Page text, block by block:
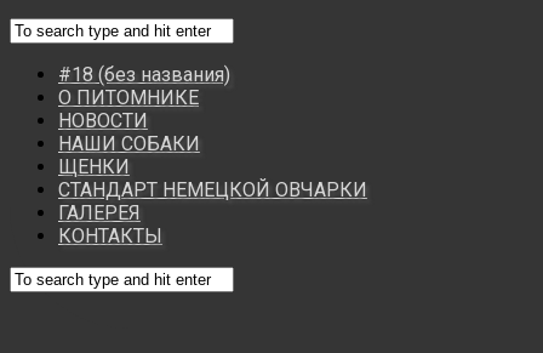
#18 (без названия)
О ПИТОМНИКЕ
НОВОСТИ
НАШИ СОБАКИ
ЩЕНКИ
СТАНДАРТ НЕМЕЦКОЙ ОВЧАРКИ
ГАЛЕРЕЯ
КОНТАКТЫ